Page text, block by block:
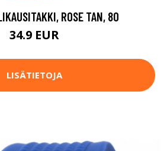
ROSE TAN, 80
34.9 EUR
LISÄTIETOJA